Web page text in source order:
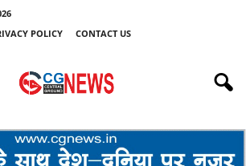
POLICY CONTACT US